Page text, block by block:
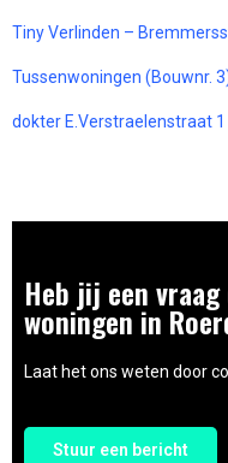
Tiny Verlinden –
Tussenwoningen (Bouwnr.
dokter E.Verstraelenstraat 1
Heb jij een vraag
woningen in
Laat het ons weten door
Stuur een bericht